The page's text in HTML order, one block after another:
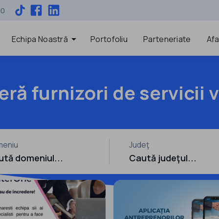
Echipa Noastră arrow_drop_down Portofoliu Parteneriate
furnizori de servicii
Judeţ